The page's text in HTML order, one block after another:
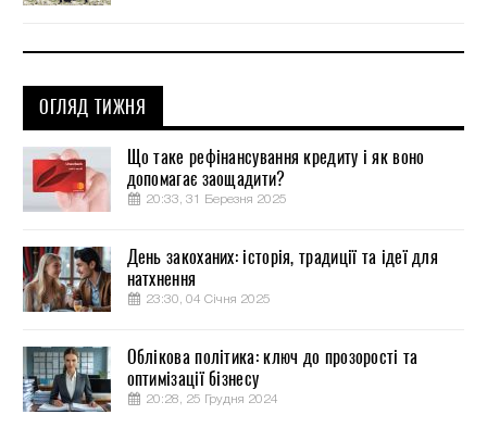
ОГЛЯД ТИЖНЯ
Що таке рефінансування кредиту і як воно
допомагає заощадити?
20:33, 31 Березня 2025
День закоханих: історія, традиції та ідеї для
натхнення
23:30, 04 Січня 2025
Облікова політика: ключ до прозорості та
оптимізації бізнесу
20:28, 25 Грудня 2024